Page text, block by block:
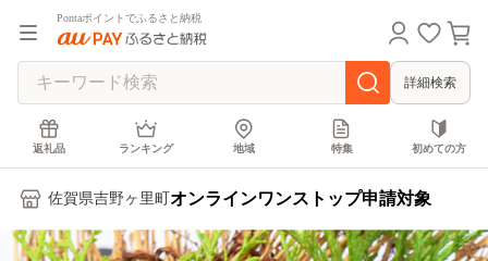
Pontaポイントでふるさと納税
詳細検索
返礼品 ランキング 地域 特集 初めての方
佐賀県吉野ヶ里町 オンラインワンストップ申請対象